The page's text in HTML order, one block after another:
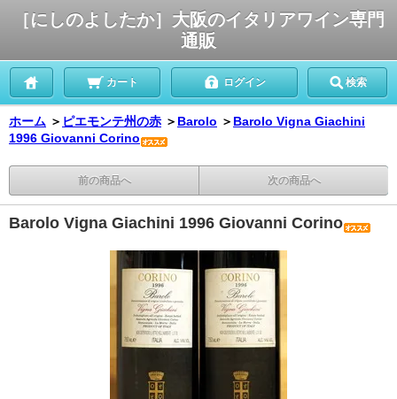
［にしのよしたか］大阪のイタリアワイン専門
通販
カート ログイン 検索
ホーム ＞ ピエモンテ州の赤 ＞ Barolo ＞ Barolo Vigna Giachini
1996 Giovanni Corino
前の商品へ 次の商品へ
Barolo Vigna Giachini 1996 Giovanni Corino